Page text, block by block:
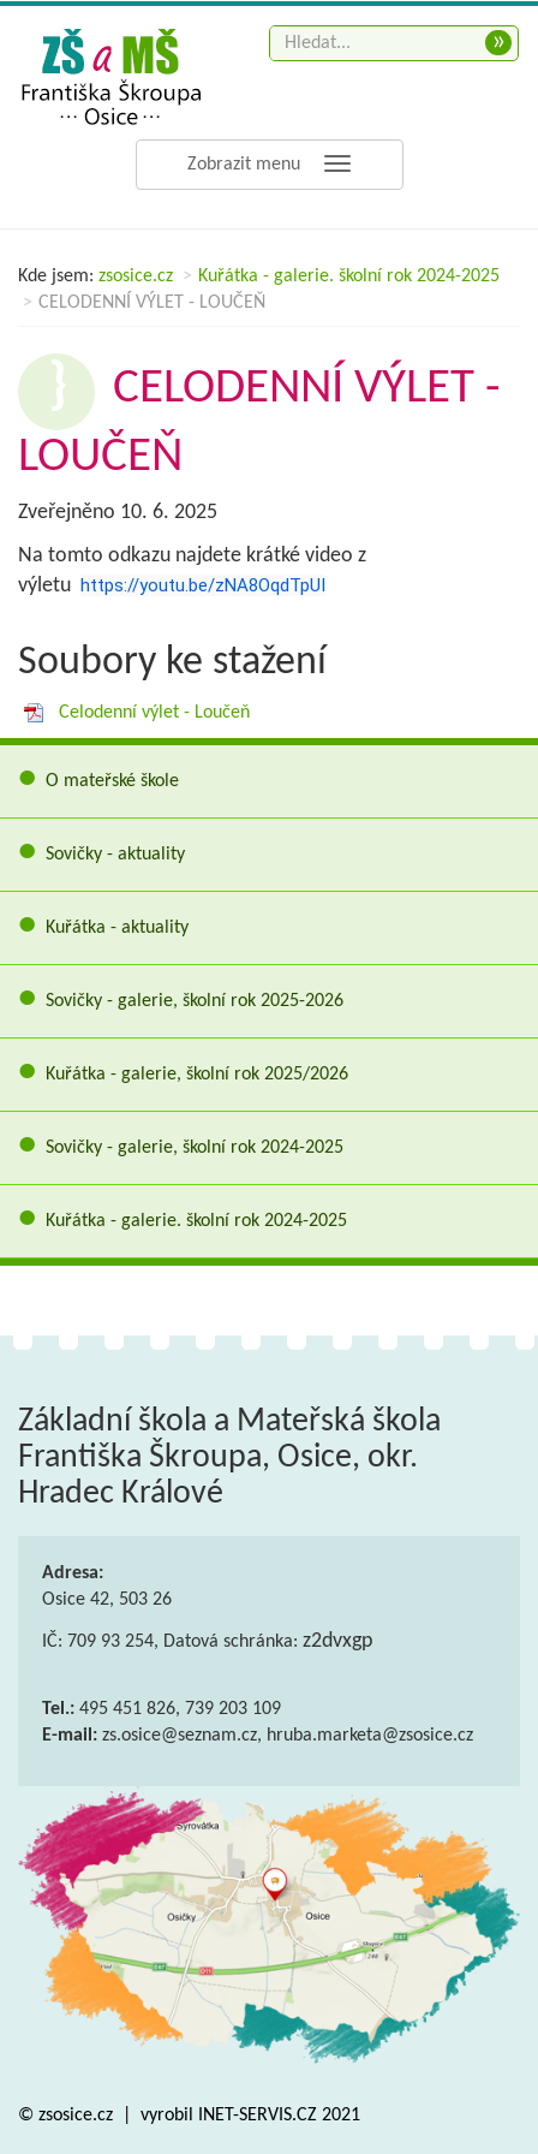
Zobrazit menu
»
Kde jsem: zsosice.cz
Kuřátka - galerie. školní rok 2024-2025
CELODENNÍ VÝLET - LOUČEŇ
CELODENNÍ VÝLET -
LOUČEŇ
Zveřejněno 10. 6. 2025
Na tomto odkazu najdete krátké video z
výletu https://youtu.be/zNA8OqdTpUI
Soubory ke stažení
Celodenní výlet - Loučeň
O mateřské škole
Sovičky - aktuality
Kuřátka - aktuality
Sovičky - galerie, školní rok 2025-2026
Kuřátka - galerie, školní rok 2025/2026
Sovičky - galerie, školní rok 2024-2025
Kuřátka - galerie. školní rok 2024-2025
Základní škola a Mateřská škola
Františka Škroupa, Osice, okr.
Hradec Králové
Adresa:
Osice 42, 503 26
IČ: 709 93 254, Datová schránka: z2dvxgp
Tel.: 495 451 826, 739 203 109
E-mail: zs.osice@seznam.cz, hruba.marketa@zsosice.cz
© zsosice.cz vyrobil INET-SERVIS.CZ 2021